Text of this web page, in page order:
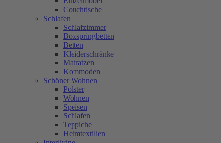
Couchtische
Schlafen
Schlafzimmer
Boxspringbetten
Betten
Kleiderschränke
Matratzen
Kommoden
Schöner Wohnen
Polster
Wohnen
Speisen
Schlafen
Teppiche
Heimtextilien